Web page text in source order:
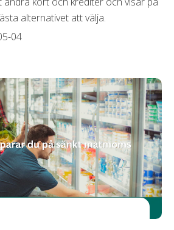
alternativet att välja.
04